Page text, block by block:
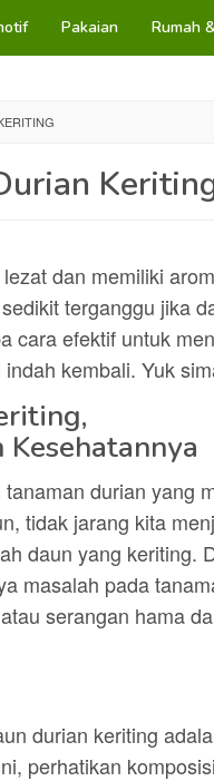
Pakaian Rumah
dan memiliki
terganggu jika
cara efektif untuk
kembali. Yuk
durian yang
tidak jarang kita
daun yang keriting.
masalah pada
serangan hama
durian keriting
perhatikan